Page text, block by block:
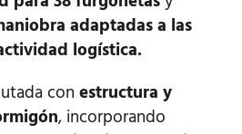
adaptadas a las
logística.
con estructura y
, incorporando